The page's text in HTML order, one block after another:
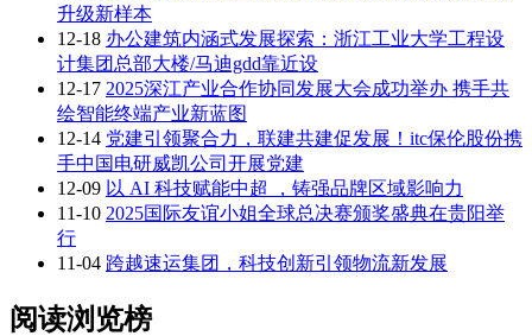
升级新样本
12-18 办公建筑内涵式发展探索：浙江工业大学工程设
计集团总部大楼/马迪gdd靠近设
12-17 2025深江产业合作协同发展大会成功举办 携手共
绘智能终端产业新蓝图
12-14 党建引领聚合力，联建共建促发展！itc保伦股份携
手中国电研威凯公司开展党建
12-09 以 AI 科技赋能中超 ，铸强品牌区域影响力
11-10 2025国际友谊小姐全球总决赛颁奖盛典在贵阳举
行
11-04 跨越速运集团，科技创新引领物流新发展
阅读浏览榜